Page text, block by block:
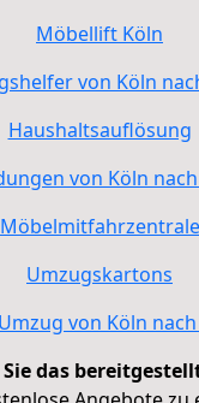
Möbellift Köln
von Köln
Haushaltsauflösung
von Köln
Möbelmitfahrzentrale
Umzugskartons
von Köln
das